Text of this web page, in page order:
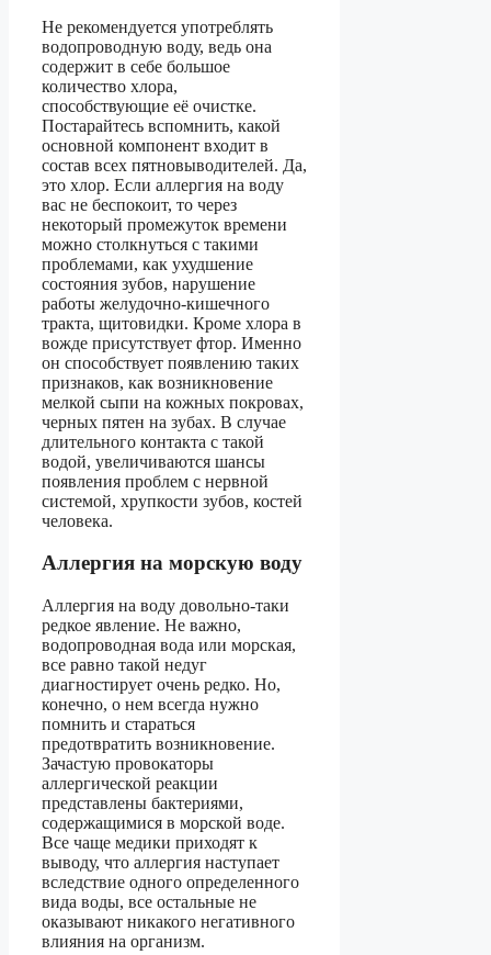
Не рекомендуется употреблять
водопроводную воду, ведь она
содержит в себе большое
количество хлора,
способствующие её очистке.
Постарайтесь вспомнить, какой
основной компонент входит в
состав всех пятновыводителей. Да,
это хлор. Если аллергия на воду
вас не беспокоит, то через
некоторый промежуток времени
можно столкнуться с такими
проблемами, как ухудшение
состояния зубов, нарушение
работы желудочно-кишечного
тракта, щитовидки. Кроме хлора в
вожде присутствует фтор. Именно
он способствует появлению таких
признаков, как возникновение
мелкой сыпи на кожных покровах,
черных пятен на зубах. В случае
длительного контакта с такой
водой, увеличиваются шансы
появления проблем с нервной
системой, хрупкости зубов, костей
человека.
Аллергия на морскую воду
Аллергия на воду довольно-таки
редкое явление. Не важно,
водопроводная вода или морская,
все равно такой недуг
диагностирует очень редко. Но,
конечно, о нем всегда нужно
помнить и стараться
предотвратить возникновение.
Зачастую провокаторы
аллергической реакции
представлены бактериями,
содержащимися в морской воде.
Все чаще медики приходят к
выводу, что аллергия наступает
вследствие одного определенного
вида воды, все остальные не
оказывают никакого негативного
влияния на организм.